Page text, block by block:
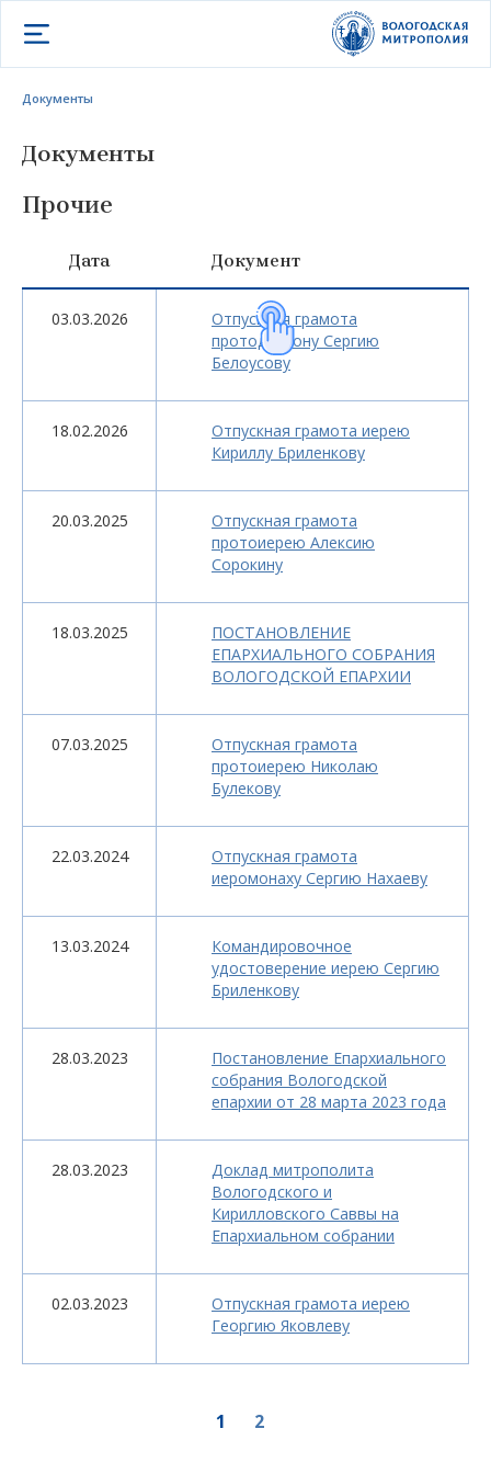
Открыть меню
Документы
Документы
Прочие
Дата Документ
03.03.2026
Отпускная грамота
протодиакону Сергию
Белоусову
18.02.2026
Отпускная грамота иерею
Кириллу Бриленкову
20.03.2025
Отпускная грамота
протоиерею Алексию
Сорокину
18.03.2025
ПОСТАНОВЛЕНИЕ
ЕПАРХИАЛЬНОГО СОБРАНИЯ
ВОЛОГОДСКОЙ ЕПАРХИИ
07.03.2025
Отпускная грамота
протоиерею Николаю
Булекову
22.03.2024
Отпускная грамота
иеромонаху Сергию Нахаеву
13.03.2024
Командировочное
удостоверение иерею Сергию
Бриленкову
28.03.2023
Постановление Епархиального
собрания Вологодской
епархии от 28 марта 2023 года
28.03.2023
Доклад митрополита
Вологодского и
Кирилловского Саввы на
Епархиальном собрании
02.03.2023
Отпускная грамота иерею
Георгию Яковлеву
1 2